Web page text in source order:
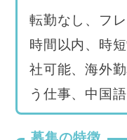
転勤なし、フ
時間以内、時
社可能、海外
う仕事、中国